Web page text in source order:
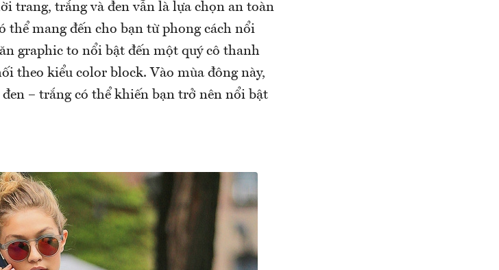
trang, trắng và đen vẫn là lựa chọn an toàn
thể mang đến cho bạn từ phong cách nổi
graphic to nổi bật đến một quý cô thanh
theo kiểu color block. Vào mùa đông này,
– trắng có thể khiến bạn trở nên nổi bật